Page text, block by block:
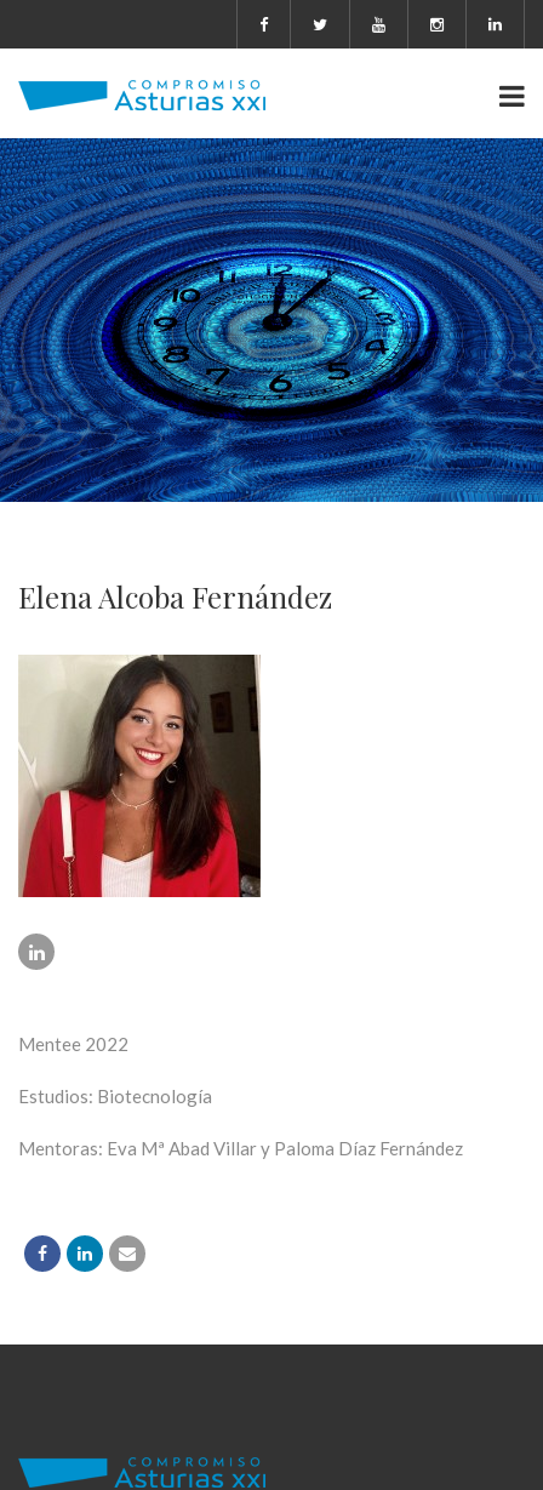
Elena Alcoba Fernández
Mentee 2022
Estudios: Biotecnología
Mentoras: Eva Mª Abad Villar y Paloma Díaz Fernández